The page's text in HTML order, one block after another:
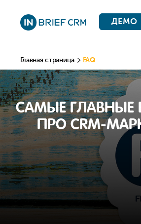
ДЕМО
Главная страница FAQ
САМЫЕ ГЛАВНЫЕ
ПРО CRM-